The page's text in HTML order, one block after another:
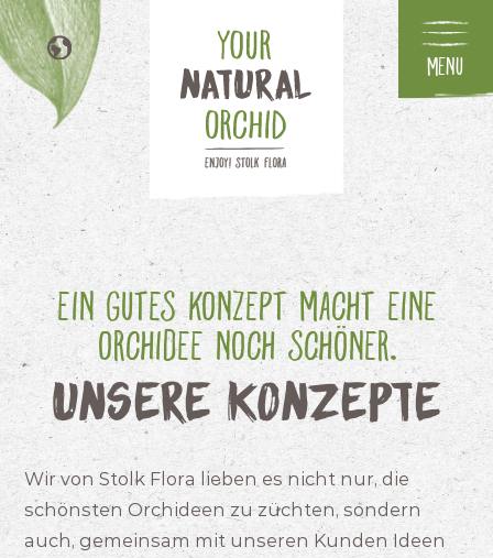
NL
EN
FR
IT
Menu
Ein gutes Konzept macht eine
Orchidee noch schöner.
Unsere Konzepte
Wir von Stolk Flora lieben es nicht nur, die
schönsten Orchideen zu züchten, sondern
auch, gemeinsam mit unseren Kunden Ideen